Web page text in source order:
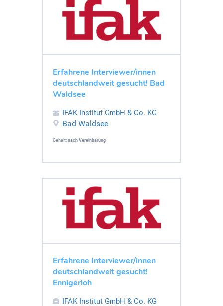
Erfahrene Interviewer/innen
deutschlandweit gesucht! Bad
Waldsee
IFAK Institut GmbH & Co. KG
Bad Waldsee
Gehalt: nach Vereinbarung
Erfahrene Interviewer/innen
deutschlandweit gesucht!
Ennigerloh
IFAK Institut GmbH & Co. KG